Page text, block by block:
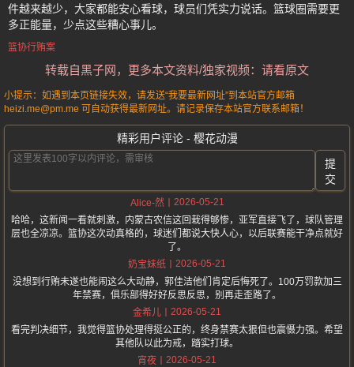
件越来越少，大家都能安心看球，球员们凭实力说话。篮球圈需要更
多正能量，少点这些糟心事儿。
篮协行贿案
转载自黑子网，更多本文资料/独家视频：请看原文
小提示：如遇到本页链接失效，请发送“我要最新网址”到本站官方邮箱
heizi.me@pm.me 可自动获得最新网址。请记录保存本站官方联系邮箱！
精彩用户评论 - 樱花动漫
提
交
Alice-然
2026-05-21
哈哈，这新闻一看就刺激，内蒙古农信这回栽得够惨，亚军直接飞了，球队管理
层也全凉凉。篮协这次动真格的，球迷们都说大快人心，以后联赛能干净点就好
了。
奶宝妹纸
2026-05-21
没想到行贿未遂也能闹这么大动静，郭佳洁他们肯定后悔死了。100万罚款加三
年禁赛，俱乐部得好好反思反思，别再走歪路了。
金希儿
2026-05-21
看完判决细节，我觉得篮协处理得挺公正的，终身禁赛太狠但也震慑力强。希望
其他队以此为戒，踏实打球。
宵夜
2026-05-21